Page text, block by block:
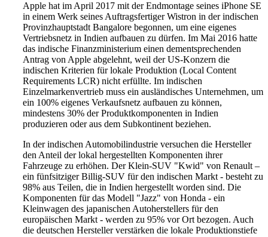
Apple hat im April 2017 mit der Endmontage seines iPhone SE
in einem Werk seines Auftragsfertiger Wistron in der indischen
Provinzhauptstadt Bangalore begonnen, um eine eigenes
Vertriebsnetz in Indien aufbauen zu dürfen. Im Mai 2016 hatte
das indische Finanzministerium einen dementsprechenden
Antrag von Apple abgelehnt, weil der US-Konzern die
indischen Kriterien für lokale Produktion (Local Content
Requirements LCR) nicht erfüllte. Im indischen
Einzelmarkenvertrieb muss ein ausländisches Unternehmen, um
ein 100% eigenes Verkaufsnetz aufbauen zu können,
mindestens 30% der Produktkomponenten in Indien
produzieren oder aus dem Subkontinent beziehen.
In der indischen Automobilindustrie versuchen die Hersteller
den Anteil der lokal hergestellten Komponenten ihrer
Fahrzeuge zu erhöhen. Der Klein-SUV "Kwid" von Renault –
ein fünfsitziger Billig-SUV für den indischen Markt - besteht zu
98% aus Teilen, die in Indien hergestellt worden sind. Die
Komponenten für das Modell "Jazz" von Honda - ein
Kleinwagen des japanischen Autoherstellers für den
europäischen Markt - werden zu 95% vor Ort bezogen. Auch
die deutschen Hersteller verstärken die lokale Produktionstiefe